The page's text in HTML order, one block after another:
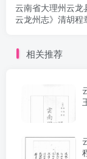
云南省大理州云龙
云龙州志》清胡程
相关推荐